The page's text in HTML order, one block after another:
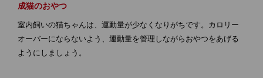
成猫のおやつ
室内飼いの猫ちゃんは、運動量が少なくなりがちです。カロリー
オーバーにならないよう、運動量を管理しながらおやつをあげる
ようにしましょう。